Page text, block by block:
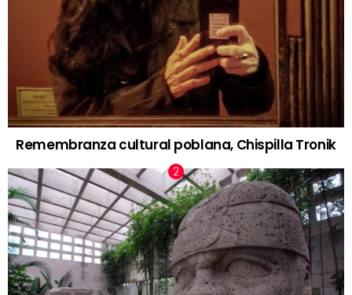
Remembranza cultural poblana, Chispilla Tronik